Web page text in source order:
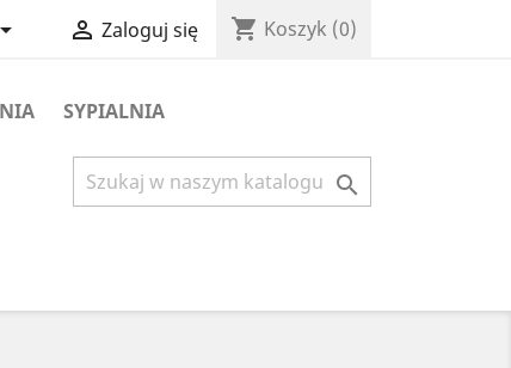
 Zaloguj się shopping_cart Koszyk (0)
SYPIALNIA
